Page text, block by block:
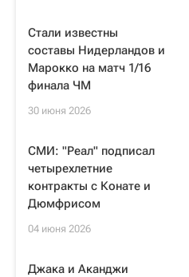
Стали известны
составы Нидерландов и
Марокко на матч 1/16
финала ЧМ
30 июня 2026
СМИ: "Реал" подписал
четырехлетние
контракты с Конате и
Дюмфрисом
04 июня 2026
Джака и Аканджи